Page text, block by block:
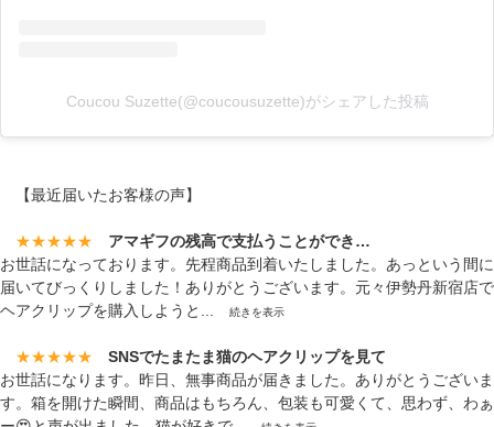
Coucou Suzette(@coucousuzette)がシェアした投稿
【最近届いたお客様の声】
★★★★★
アマギフの残高で支払うことができ…
お世話になっております。先程商品到着いたしました。あっという間に
届いてびっくりしました！ありがとうございます。元々伊勢丹新宿店で
ヘアクリップを購入しようと...
続きを表示
★★★★★
SNSでたまたま猫のヘアクリップを見て
お世話になります。昨日、無事商品が届きました。ありがとうございま
す。箱を開けた瞬間、商品はもちろん、包装も可愛くて、思わず、わぁ